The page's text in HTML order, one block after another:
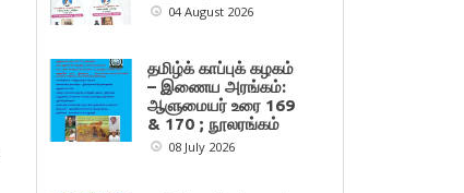
04 August 2026
தமிழ்க் காப்புக் கழகம்
– இணைய அரங்கம்:
ஆளுமையர் உரை 169
& 170 ; நூலரங்கம்
08 July 2026